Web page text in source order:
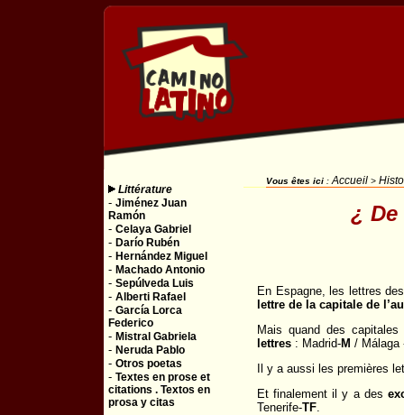
Littérature
- Jiménez Juan
Ramón
- Celaya Gabriel
- Darío Rubén
- Hernández Miguel
- Machado Antonio
- Sepúlveda Luis
- Alberti Rafael
- García Lorca
Federico
- Mistral Gabriela
- Neruda Pablo
- Otros poetas
- Textes en prose et
citations . Textos en
prosa y citas
Vous êtes ici : Accueil >
¿
En Espagne, les lettres
lettre de la capitale de
Mais quand des
lettres : Madrid-M /
Il y a aussi les premières
Et finalement il y a des
Tenerife-TF.